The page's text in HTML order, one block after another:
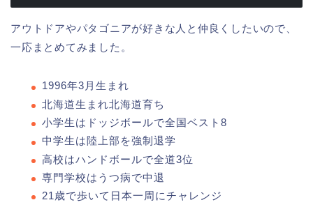
アウトドアやパタゴニアが好きな人と仲良くしたいので、
一応まとめてみました。
1996年3月生まれ
北海道生まれ北海道育ち
小学生はドッジボールで全国ベスト8
中学生は陸上部を強制退学
高校はハンドボールで全道3位
専門学校はうつ病で中退
21歳で歩いて日本一周にチャレンジ